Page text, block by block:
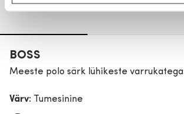
BOSS
Meeste polo särk lühikeste varrukatega
Värv: Tumesinine